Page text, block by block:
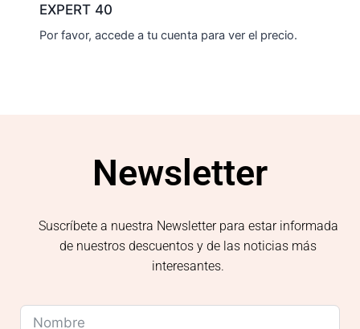
EXPERT 40
Por favor, accede a tu cuenta para ver el precio.
Newsletter
Suscríbete a nuestra Newsletter para estar informada
de nuestros descuentos y de las noticias más
interesantes.